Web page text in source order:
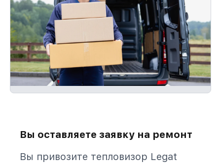
Вы оставляете заявку на ремонт
Вы привозите тепловизор Legat